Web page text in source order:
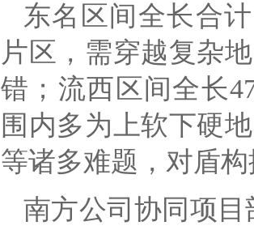
东名区间全长合
片区，需穿越复杂
错；流西区间全长
围内多为上软下硬
等诸多难题，对盾
南方公司协同项目